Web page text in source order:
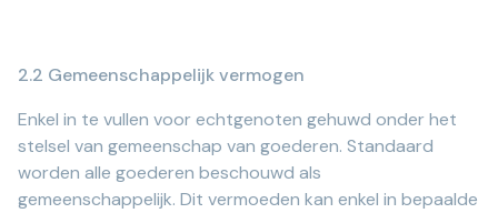
2.2 Gemeenschappelijk vermogen
Enkel in te vullen voor echtgenoten gehuwd onder het
stelsel van gemeenschap van goederen. Standaard
worden alle goederen beschouwd als
gemeenschappelijk. Dit vermoeden kan enkel in bepaalde